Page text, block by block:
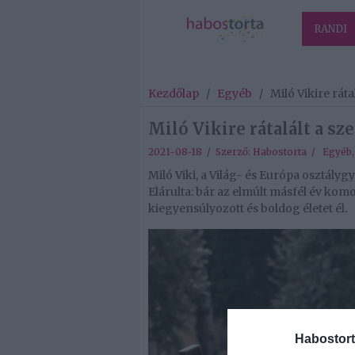
RANDI
Kezdőlap / Egyéb / Miló Vikire
Miló Vikire rátalált a
2021-08-18 / Szerző: Habostorta / Egyéb,
Miló Viki, a Világ- és Európa
Elárulta: bár az elmúlt másfél év
kiegyensúlyozott és boldog életet él.